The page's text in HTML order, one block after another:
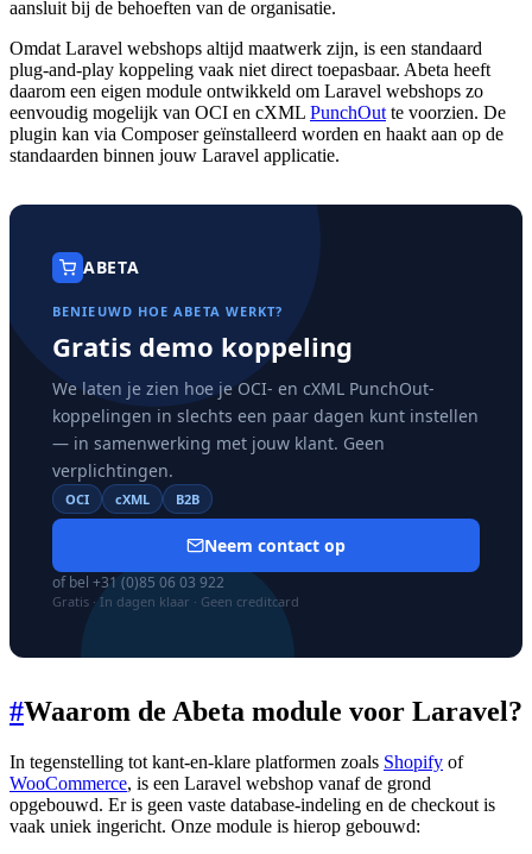
aansluit bij de behoeften van de organisatie.
Omdat Laravel webshops altijd maatwerk zijn, is een standaard
plug-and-play koppeling vaak niet direct toepasbaar. Abeta heeft
daarom een eigen module ontwikkeld om Laravel webshops zo
eenvoudig mogelijk van OCI en cXML PunchOut te voorzien. De
plugin kan via Composer geïnstalleerd worden en haakt aan op de
standaarden binnen jouw Laravel applicatie.
ABETA
BENIEUWD HOE ABETA WERKT?
Gratis demo koppeling
We laten je zien hoe je OCI- en cXML PunchOut-
koppelingen in slechts een paar dagen kunt instellen
— in samenwerking met jouw klant. Geen
verplichtingen.
OCI cXML B2B
Neem contact op
of bel +31 (0)85 06 03 922
Gratis · In dagen klaar · Geen creditcard
#Waarom de Abeta module voor Laravel?
In tegenstelling tot kant-en-klare platformen zoals Shopify of
WooCommerce, is een Laravel webshop vanaf de grond
opgebouwd. Er is geen vaste database-indeling en de checkout is
vaak uniek ingericht. Onze module is hierop gebouwd: